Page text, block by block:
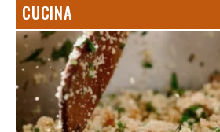
CUCINA